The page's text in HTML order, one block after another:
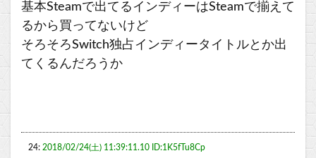
基本Steamで出てるインディーはSteamで揃えて
るから買ってないけど
そろそろSwitch独占インディータイトルとか出
てくるんだろうか
24: 2018/02/24(土) 11:39:11.10 ID:1K5fTu8Cp